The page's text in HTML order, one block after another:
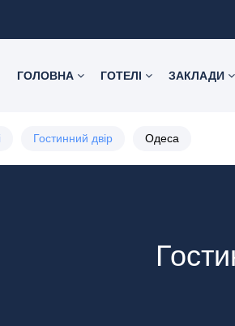
ГОЛОВНА ГОТЕЛІ ЗАКЛАДИ
Гостинний двір Одеса